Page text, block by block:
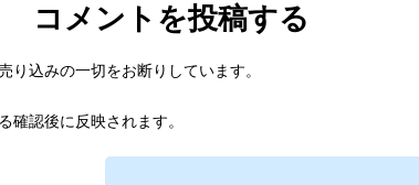
コメントを投稿する
り込みの一切をお断りしています。
確認後に反映されます。